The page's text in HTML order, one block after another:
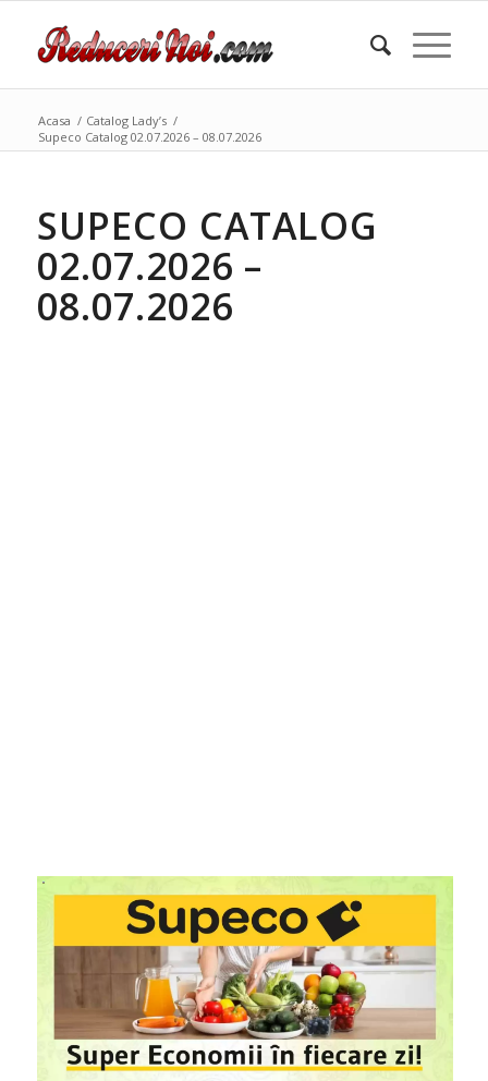
Acasa / Catalog Lady’s /
Supeco Catalog 02.07.2026 – 08.07.2026
SUPECO CATALOG
02.07.2026 –
08.07.2026